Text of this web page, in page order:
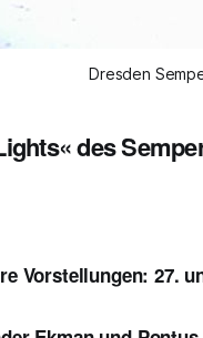
Dresden
des
Vorstellungen: 27.